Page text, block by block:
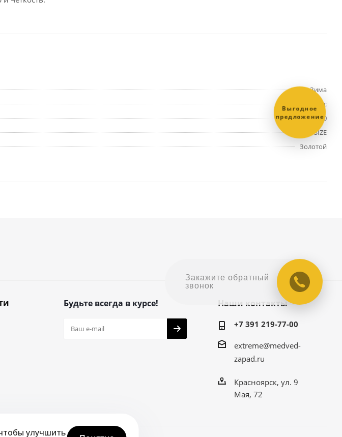
Зима
Унисекс
3240
ONE SIZE
Золотой
улучшить
Будьте всегда в курсе! Наши контакты
+7 391 219-77-00
extreme@medved-
zapad.ru
Красноярск, ул. 9
Мая, 72
Выгодное
предложение
Закажите обратный
звонок